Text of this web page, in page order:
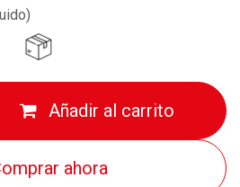
Añadir al carrito
ahora